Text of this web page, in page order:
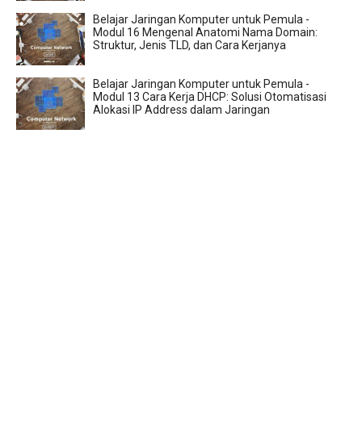
Belajar Jaringan Komputer untuk Pemula -
Modul 16 Mengenal Anatomi Nama Domain:
Struktur, Jenis TLD, dan Cara Kerjanya
Belajar Jaringan Komputer untuk Pemula -
Modul 13 Cara Kerja DHCP: Solusi Otomatisasi
Alokasi IP Address dalam Jaringan